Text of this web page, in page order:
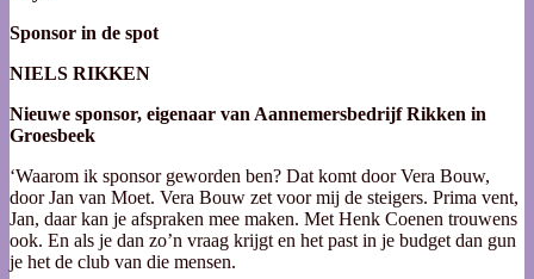
Sponsor in de spot
NIELS RIKKEN
Nieuwe sponsor, eigenaar van Aannemersbedrijf Rikken in
Groesbeek
‘Waarom ik sponsor geworden ben? Dat komt door Vera Bouw,
door Jan van Moet. Vera Bouw zet voor mij de steigers. Prima vent,
Jan, daar kan je afspraken mee maken. Met Henk Coenen trouwens
ook. En als je dan zo’n vraag krijgt en het past in je budget dan gun
je het de club van die mensen.